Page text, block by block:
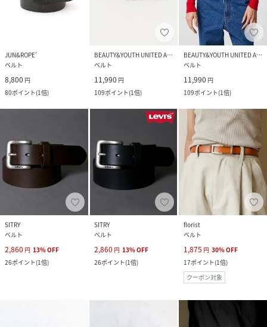
JUN&ROPE’
ベルト
8,800 円
80ポイント(1倍)
BEAUTY&YOUTH UNITED ARROWS
ベルト
11,990 円
109ポイント(1倍)
BEAUTY&YOUTH UNITED ARROWS
ベルト
11,990 円
109ポイント(1倍)
SITRY
ベルト
2,860 円 13%OFF
26ポイント(1倍)
SITRY
ベルト
2,860 円 13%OFF
26ポイント(1倍)
florist
ベルト
1,875 円 30%OFF
17ポイント(1倍)
クーポン対象